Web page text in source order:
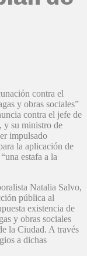
contra el
y obras sociales”
contra el jefe de
y su ministro de
impulsado
la aplicación de
estafa a la
Natalia Salvo,
pública al
existencia de
y obras sociales
la Ciudad. A través
a dichas